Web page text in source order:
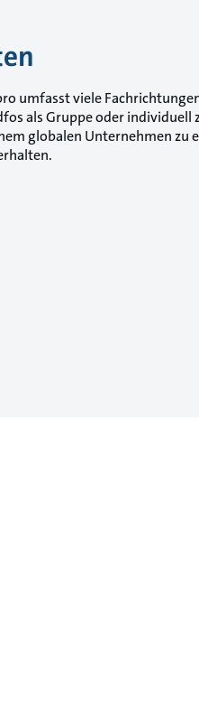
umfasst viele
als Gruppe oder individuell
globalen Unternehmen